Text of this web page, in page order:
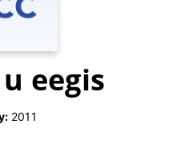
eegis
2011